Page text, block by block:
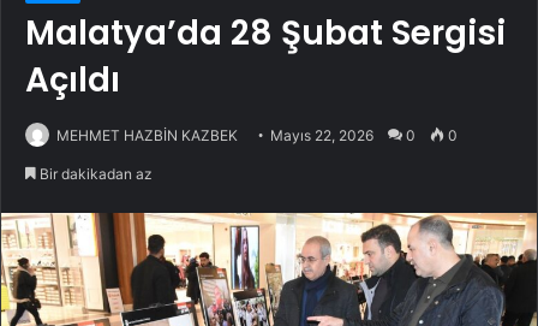
Malatya’da 28 Şubat Sergisi
Açıldı
MEHMET HAZBİN KAZBEK Mayıs 22, 2026 0 0
Bir dakikadan az